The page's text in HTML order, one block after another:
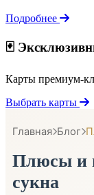
Подробнее
🃏
Карты премиум-
Выбрать карты
Главная Блог
Плюсы и
сукна